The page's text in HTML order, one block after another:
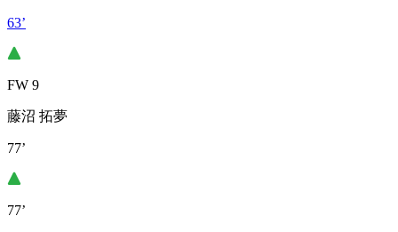
63’
FW 9
藤沼 拓夢
77’
77’